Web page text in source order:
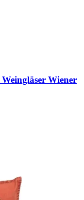
Weingläser Wiener